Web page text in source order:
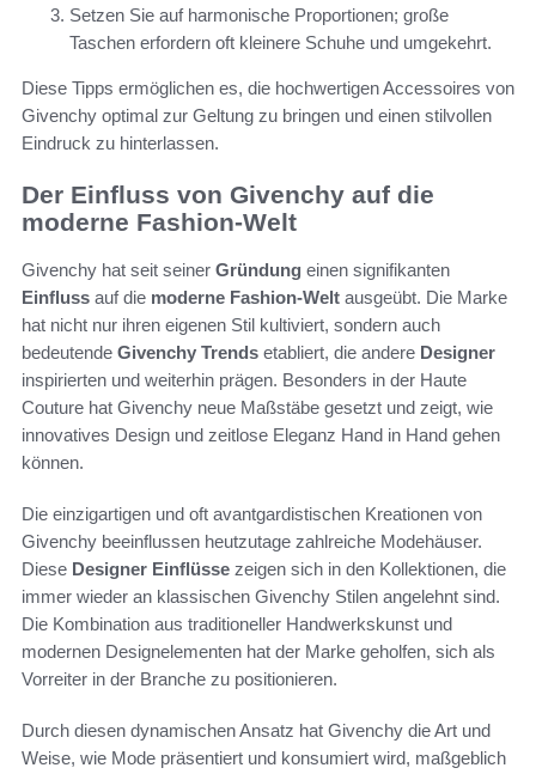
Setzen Sie auf harmonische Proportionen; große
Taschen erfordern oft kleinere Schuhe und umgekehrt.
Diese Tipps ermöglichen es, die hochwertigen Accessoires von
Givenchy optimal zur Geltung zu bringen und einen stilvollen
Eindruck zu hinterlassen.
Der Einfluss von Givenchy auf die
moderne Fashion-Welt
Givenchy hat seit seiner Gründung einen signifikanten
Einfluss auf die moderne Fashion-Welt ausgeübt. Die Marke
hat nicht nur ihren eigenen Stil kultiviert, sondern auch
bedeutende Givenchy Trends etabliert, die andere Designer
inspirierten und weiterhin prägen. Besonders in der Haute
Couture hat Givenchy neue Maßstäbe gesetzt und zeigt, wie
innovatives Design und zeitlose Eleganz Hand in Hand gehen
können.
Die einzigartigen und oft avantgardistischen Kreationen von
Givenchy beeinflussen heutzutage zahlreiche Modehäuser.
Diese Designer Einflüsse zeigen sich in den Kollektionen, die
immer wieder an klassischen Givenchy Stilen angelehnt sind.
Die Kombination aus traditioneller Handwerkskunst und
modernen Designelementen hat der Marke geholfen, sich als
Vorreiter in der Branche zu positionieren.
Durch diesen dynamischen Ansatz hat Givenchy die Art und
Weise, wie Mode präsentiert und konsumiert wird, maßgeblich